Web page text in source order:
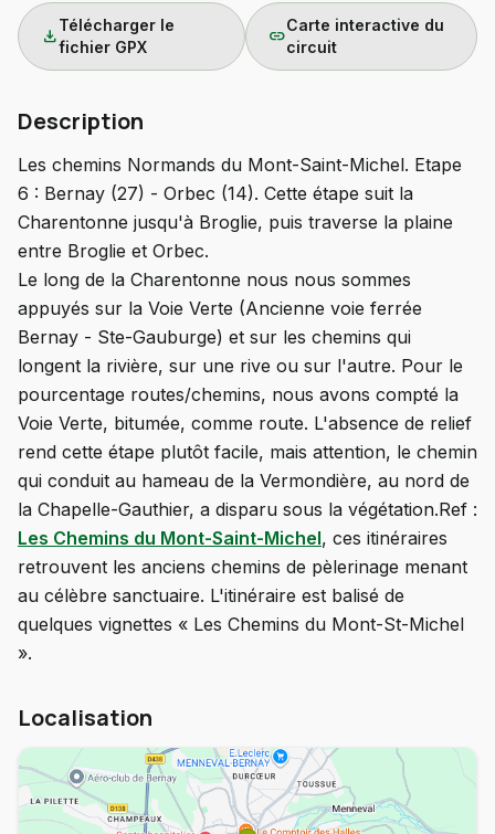
download
Télécharger le
fichier GPX
link
Carte interactive du
circuit
Description
Les chemins Normands du Mont-Saint-Michel. Etape
6 : Bernay (27) - Orbec (14). Cette étape suit la
Charentonne jusqu'à Broglie, puis traverse la plaine
entre Broglie et Orbec.
Le long de la Charentonne nous nous sommes
appuyés sur la Voie Verte (Ancienne voie ferrée
Bernay - Ste-Gauburge) et sur les chemins qui
longent la rivière, sur une rive ou sur l'autre. Pour le
pourcentage routes/chemins, nous avons compté la
Voie Verte, bitumée, comme route. L'absence de relief
rend cette étape plutôt facile, mais attention, le chemin
qui conduit au hameau de la Vermondière, au nord de
la Chapelle-Gauthier, a disparu sous la végétation.Ref :
Les Chemins du Mont-Saint-Michel, ces itinéraires
retrouvent les anciens chemins de pèlerinage menant
au célèbre sanctuaire. L'itinéraire est balisé de
quelques vignettes « Les Chemins du Mont-St-Michel
».
Localisation